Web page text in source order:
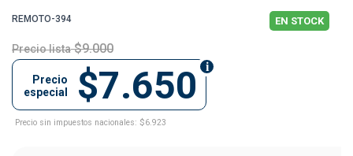
REMOTO-394 EN STOCK
Precio lista $9.000
$7.650
Precio
especial
Precio sin impuestos nacionales: $6.923